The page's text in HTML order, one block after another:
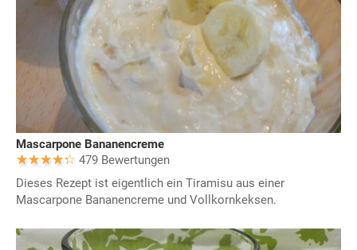
Mascarpone Bananencreme
479 Bewertungen
Dieses Rezept ist eigentlich ein Tiramisu aus einer
Mascarpone Bananencreme und Vollkornkeksen.